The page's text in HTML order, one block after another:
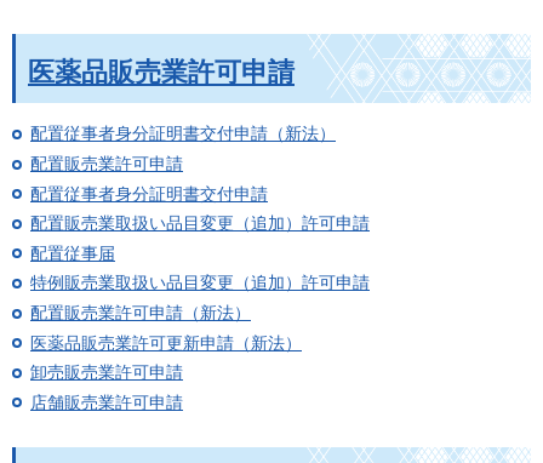
医薬品販売業許可申請
配置従事者身分証明書交付申請（新法）
配置販売業許可申請
配置従事者身分証明書交付申請
配置販売業取扱い品目変更（追加）許可申請
配置従事届
特例販売業取扱い品目変更（追加）許可申請
配置販売業許可申請（新法）
医薬品販売業許可更新申請（新法）
卸売販売業許可申請
店舗販売業許可申請